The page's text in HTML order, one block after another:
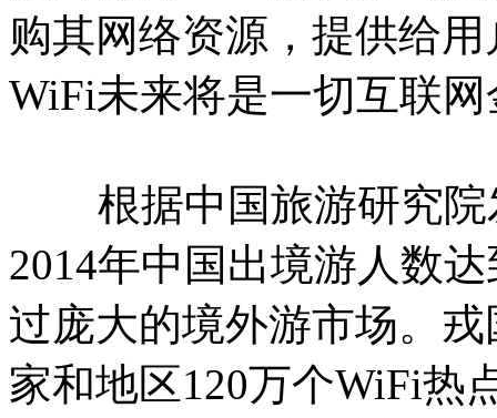
购其网络资源，提供给
WiFi未来将是一切互联
根据中国旅游研究院
2014年中国出境游人数
过庞大的境外游市场。
家和地区120万个WiFi热